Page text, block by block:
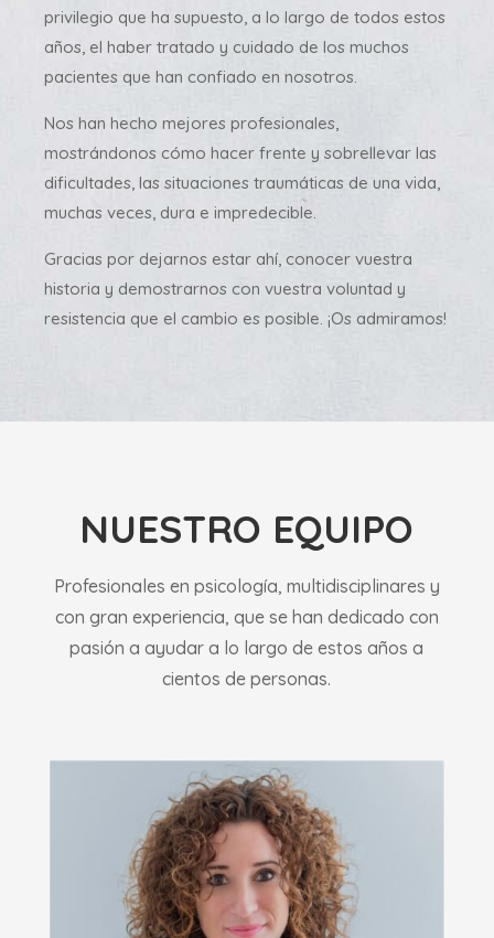
privilegio que ha supuesto, a lo largo de todos estos
años, el haber tratado y cuidado de los muchos
pacientes que han confiado en nosotros.
Nos han hecho mejores profesionales,
mostrándonos cómo hacer frente y sobrellevar las
dificultades, las situaciones traumáticas de una vida,
muchas veces, dura e impredecible.
Gracias por dejarnos estar ahí, conocer vuestra
historia y demostrarnos con vuestra voluntad y
resistencia que el cambio es posible. ¡Os admiramos!
NUESTRO EQUIPO
Profesionales en psicología, multidisciplinares y
con gran experiencia, que se han dedicado con
pasión a ayudar a lo largo de estos años a
cientos de personas.